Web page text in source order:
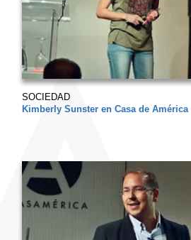
SOCIEDAD
Kimberly Sunster en Casa de América